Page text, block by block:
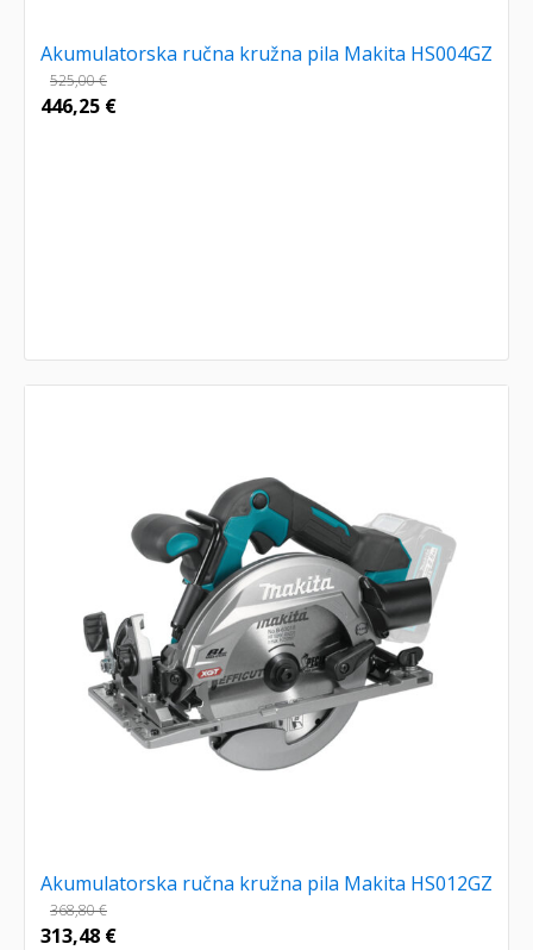
Akumulatorska ručna kružna pila Makita HS004GZ
525,00€
446,25 €
Akumulatorska ručna kružna pila Makita HS012GZ
368,80€
313,48 €